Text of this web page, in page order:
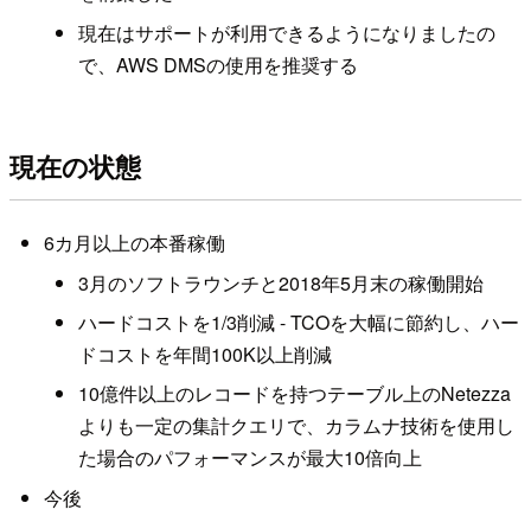
現在はサポートが利用できるようになりましたの
で、AWS DMSの使用を推奨する
現在の状態
6カ月以上の本番稼働
3月のソフトラウンチと2018年5月末の稼働開始
ハードコストを1/3削減 - TCOを大幅に節約し、ハー
ドコストを年間100K以上削減
10億件以上のレコードを持つテーブル上のNetezza
よりも一定の集計クエリで、カラムナ技術を使用し
た場合のパフォーマンスが最大10倍向上
今後